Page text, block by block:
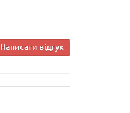
Написати відгук